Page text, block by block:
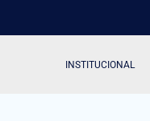
INSTITUCIONAL